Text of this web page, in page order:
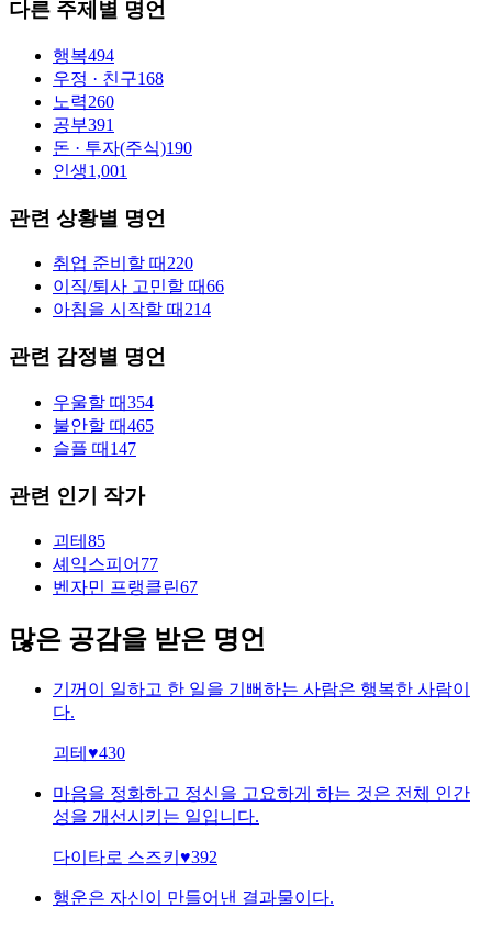
다른 주제별 명언
행복494
우정 · 친구168
노력260
공부391
돈 · 투자(주식)190
인생1,001
관련 상황별 명언
취업 준비할 때 220
이직/퇴사 고민할 때66
아침을 시작할 때 214
관련 감정별 명언
우울할 때354
불안할 때465
슬플 때 147
관련 인기 작가
괴테 85
셰익스피어 77
벤자민 프랭클린67
많은 공감을 받은 명언
기꺼이 일하고 한 일을 기뻐하는 사람은 행복한 사람이
다.
괴테 ♥430
마음을 정화하고 정신을 고요하게 하는 것은 전체 인간
성을 개선시키는 일입니다.
다이타로 스즈키 ♥392
행운은 자신이 만들어낸 결과물이다.